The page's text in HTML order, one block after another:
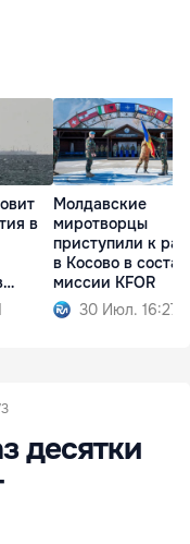
в
Молдавские
миротворцы
приступили к
в Косово в
миссии KFOR
30 Июл. 16:27
десятки